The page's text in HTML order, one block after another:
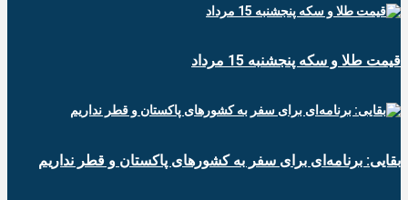
قیمت طلا و سکه پنجشنبه 15 مرداد
بقایی: برنامه‌ای برای سفر به کشورهای پاکستان و قطر نداریم